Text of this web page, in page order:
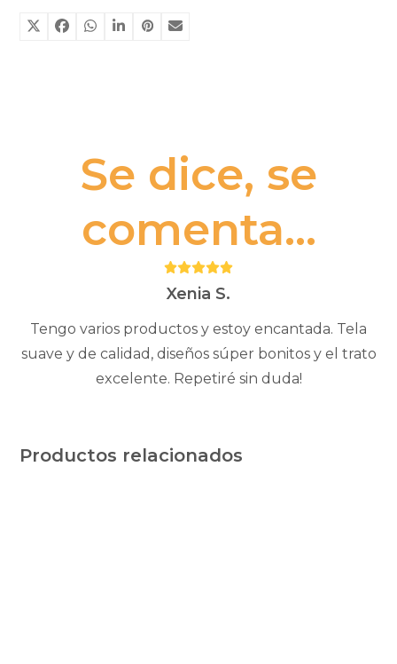
Unas
Se dice, se
comenta...
Puntuación:
5Xenia S.
Tengo varios productos y estoy encantada. Tela
suave y de calidad, diseños súper bonitos y el trato
excelente. Repetiré sin duda!
Productos relacionados